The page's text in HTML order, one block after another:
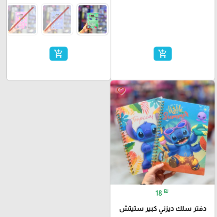
add_shopping_cart
add_shopping_cart
favorite_border
18 ₪
دفتر سلك ديزني كبير ستيتش